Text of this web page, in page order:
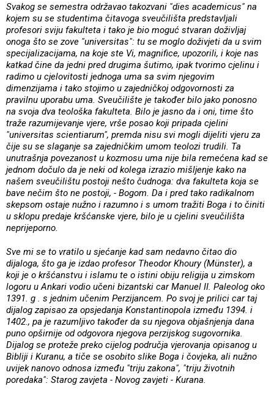
Svakog se semestra održavao takozvani "dies academicus" na
kojem su se studentima čitavoga sveučilišta predstavljali
profesori sviju fakulteta i tako je bio moguć stvaran doživljaj
onoga što se zove "universitas": tu se moglo doživjeti da u svim
specijalizacijama, na koje ste Vi, magnifice, upozorili, i koje nas
katkad čine da jedni pred drugima šutimo, ipak tvorimo cjelinu i
radimo u cjelovitosti jednoga uma sa svim njegovim
dimenzijama i tako stojimo u zajedničkoj odgovornosti za
pravilnu uporabu uma. Sveučilište je također bilo jako ponosno
na svoja dva teološka fakulteta. Bilo je jasno da i oni, time što
traže razumijevanje vjere, vrše posao koji pripada cjelini
"universitas scientiarum", premda nisu svi mogli dijeliti vjeru za
čije su se slaganje sa zajedničkim umom teolozi trudili. Ta
unutrašnja povezanost u kozmosu uma nije bila remećena kad se
jednom dočulo da je neki od kolega izrazio mišljenje kako na
našem sveučilištu postoji nešto čudnoga: dva fakulteta koja se
bave nečim što ne postoji, - Bogom. Da i pred tako radikalnom
skepsom ostaje nužno i razumno i s umom tražiti Boga i to činiti
u sklopu predaje kršćanske vjere, bilo je u cjelini sveučilišta
neprijeporno.
Sve mi se to vratilo u sjećanje kad sam nedavno čitao dio
dijaloga, što ga je izdao profesor Theodor Khoury (Münster), a
koji je o kršćanstvu i islamu te o istini obiju religija u zimskom
logoru u Ankari vodio učeni bizantski car Manuel II. Paleolog oko
1391. g . s jednim učenim Perzijancem. Po svoj je prilici car taj
dijalog zapisao za opsjedanja Konstantinopola između 1394. i
1402., pa je razumljivo također da su njegova objašnjenja dana
puno opširnije od odgovora njegova perzijskog sugovornika.
Dijalog se proteže preko cijelog područja vjerovanja opisanog u
Bibliji i Kuranu, a tiče se osobito slike Boga i čovjeka, ali nužno
uvijek nanovo odnosa između "triju zakona", "triju životnih
poredaka": Starog zavjeta - Novog zavjeti - Kurana.